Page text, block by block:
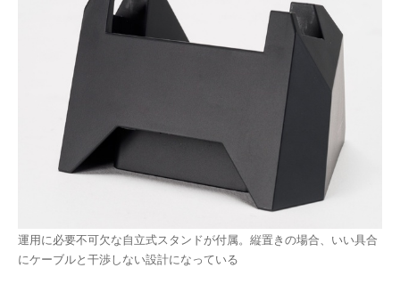
運用に必要不可欠な自立式スタンドが付属。縦置きの場合、いい具合
にケーブルと干渉しない設計になっている